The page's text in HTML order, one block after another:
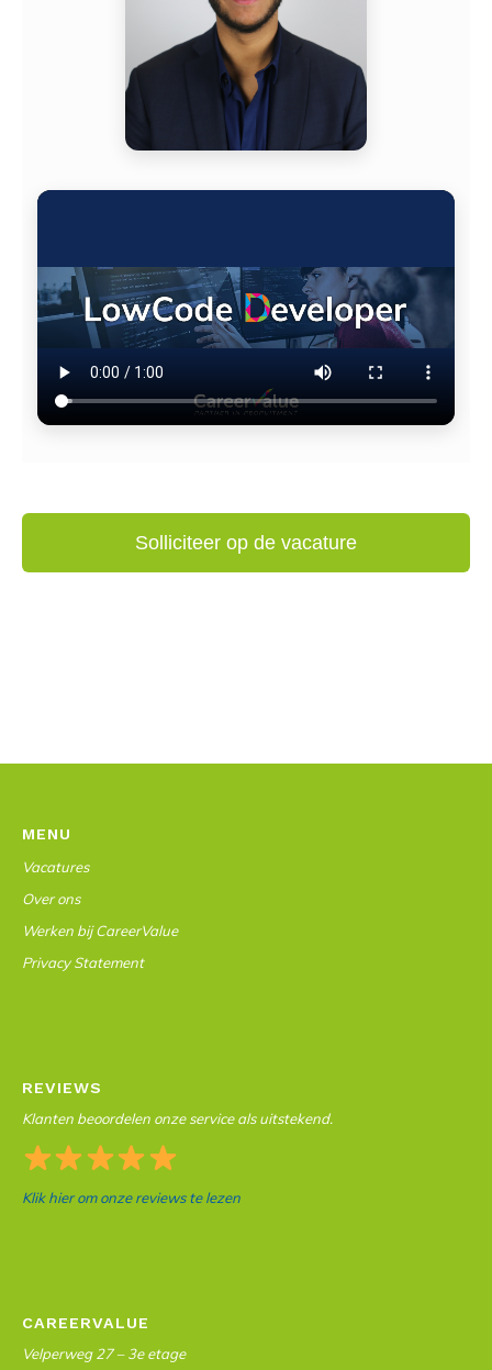
MENU
Vacatures
Over ons
Werken bij CareerValue
Privacy Statement
REVIEWS
Klanten beoordelen onze service als uitstekend.
Klik hier om onze reviews te lezen
CAREERVALUE
Velperweg 27 – 3e etage